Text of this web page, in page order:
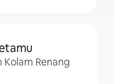
Renang